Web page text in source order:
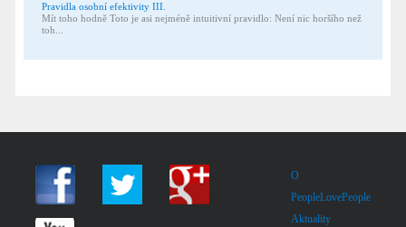
Pravidla osobní efektivity III.
Mít toho hodně Toto je asi nejméně intuitivní pravidlo: Není nic horšího než
toh...
O
PeopleLovePeople
Aktuality